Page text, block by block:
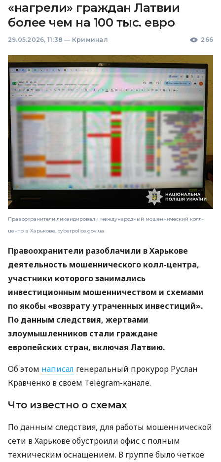
«нагрели» граждан Латвии
более чем на 100 тыс. евро
29.05.2026, 11:38 — Криминал 266
Правоохранители ликвидировали международный мошеннический колл-
центр в Харькове, cyberpolice.gov.ua
Правоохранители разоблачили в Харькове
деятельность мошеннического колл-центра,
участники которого занимались
инвестиционным мошенничеством и схемами
по якобы «возврату утраченных инвестиций».
По данным следствия, жертвами
злоумышленников стали граждане
европейских стран, включая Латвию.
Об этом написал генеральный прокурор Руслан
Кравченко в своем Telegram-канале.
Что известно о схемах
По данным следствия, для работы мошеннической
сети в Харькове обустроили офис с полным
техническим оснащением. В группе было четкое